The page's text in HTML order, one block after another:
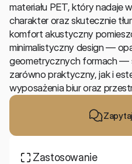
materiału PET, który nadaje
charakter oraz skutecznie
komfort akustyczny
minimalistyczny design —
geometrycznych formach —
zarówno praktyczny, jak i
wyposażenia biur oraz
Zastosowanie